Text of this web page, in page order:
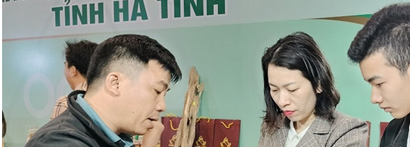
Quốc hội về dự thảo Luật Điện lực (sửa đổi)
Toàn văn phát biểu của Tổng Bí thư Tô
6 tỉnh khu vực Bắc Trung bộ của Việt Nam với doanh nghiệp xuất, nhập khẩu nước
Bộ trưởng Bộ Công Thương quy định về lập và phê duyệt kế hoạch quản lý rủi ro trong khai
AI đã “rất thật” ở Hà Tĩnh Hà Tĩnh thành lập Cụm công nghiệp Quang Diệm với quy
chính số, Hà Tĩnh nâng cao chất lượng dịch vụ công trực tuyến
Sau năm 2025, mỗi
phương về thương mại đối ứng
Hội nghị Hội đồng Cộng đồng kinh tế ASEAN lần
lực phát triển nhanh và bền vững cho nền kinh tế Thành lập cụm công nghiệp thứ
Công Thương kiểm tra công tác chuẩn bị đóng điện MBA T2 Trạm 110kV Nghi Xuân
dự lễ khánh thành nhà ở cho gia đình chính sách ở Hương Sơn Cách sắp xếp các đơn
nhìn đến năm 2050
Chủ tịch Quốc hội Vương Đình Huệ hội kiến Tổng Bí thư, Chủ
Sở Công Thương tổ chức Chào cờ - triển khai công tác tháng 6 năm 2025
và Xúc tiến thương mại
Huyện đoàn Thạch Hà giành giải nhất Hội thi "Tuổi trẻ Hà